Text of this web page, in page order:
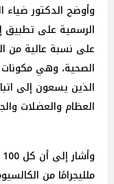
وأوضح الدكتور
الرسمية على تطبيق
على نسبة عالية من
الصحية، وهي مكونات
الذين يسعون إلى
العظام والعضلات